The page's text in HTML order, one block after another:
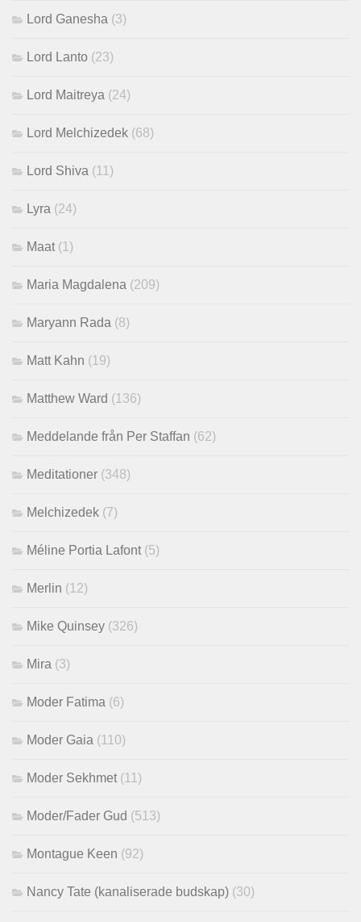
Lord Ganesha (3)
Lord Lanto (23)
Lord Maitreya (24)
Lord Melchizedek (68)
Lord Shiva (11)
Lyra (24)
Maat(1)
Maria Magdalena (209)
Maryann Rada (8)
Matt Kahn (19)
Matthew Ward (136)
Meddelande från Per Staffan (62)
Meditationer (348)
Melchizedek (7)
Méline Portia Lafont(5)
Merlin (12)
Mike Quinsey (326)
Mira (3)
Moder Fatima (6)
Moder Gaia (110)
Moder Sekhmet(11)
Moder/Fader Gud (513)
Montague Keen (92)
Nancy Tate (kanaliserade budskap) (30)